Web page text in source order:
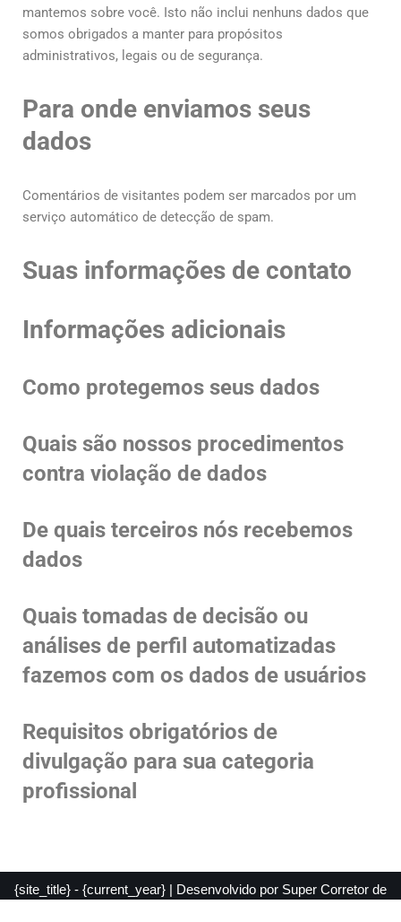
mantemos sobre você. Isto não inclui nenhuns dados que
somos obrigados a manter para propósitos
administrativos, legais ou de segurança.
Para onde enviamos seus
dados
Comentários de visitantes podem ser marcados por um
serviço automático de detecção de spam.
Suas informações de contato
Informações adicionais
Como protegemos seus dados
Quais são nossos procedimentos
contra violação de dados
De quais terceiros nós recebemos
dados
Quais tomadas de decisão ou
análises de perfil automatizadas
fazemos com os dados de usuários
Requisitos obrigatórios de
divulgação para sua categoria
profissional
{site_title} - {current_year} | Desenvolvido por Super Corretor de